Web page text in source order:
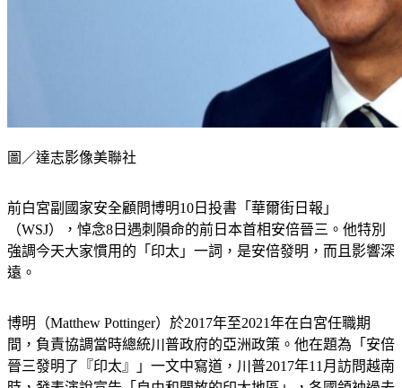
圖／達志影像美聯社
前白宮副國家安全顧問博明10日投書「華爾街日報」
（WSJ），悼念8日遇刺隕命的前日本首相安倍晉三。他特別
強調今天大家慣用的「印太」一詞，是安倍發明，而且影響深
遠。
博明（Matthew Pottinger）於2017年至2021年在白宮任職期
間，負責協調當時總統川普政府的亞洲政策。他在題為「安倍
晉三發明了『印太』」一文中寫道，川普2017年11月訪問越南